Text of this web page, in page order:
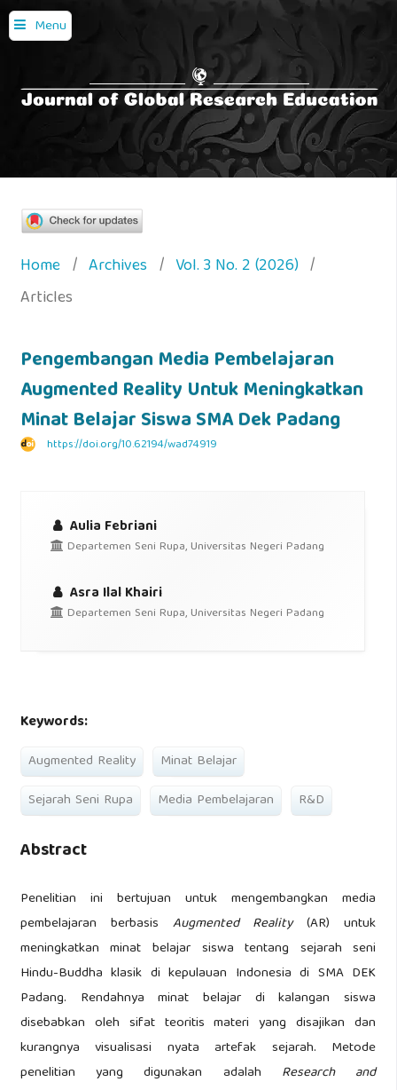
Menu
Home / Archives / Vol. 3 No. 2 (2026) /
Articles
Pengembangan Media Pembelajaran
Augmented Reality Untuk Meningkatkan
Minat Belajar Siswa SMA Dek Padang
https://doi.org/10.62194/wad74919
Aulia Febriani
Departemen Seni Rupa, Universitas Negeri Padang
Asra Ilal Khairi
Departemen Seni Rupa, Universitas Negeri Padang
Keywords:
Augmented Reality
Minat Belajar
Sejarah Seni Rupa
Media Pembelajaran R&D
Abstract
Penelitian ini bertujuan untuk mengembangkan media
pembelajaran berbasis Augmented Reality(AR) untuk
meningkatkan minat belajar siswa tentang sejarah seni
Hindu-Buddha klasik di kepulauan Indonesia di SMA DEK
Padang. Rendahnya minat belajar di kalangan siswa
disebabkan oleh sifat teoritis materi yang disajikan dan
kurangnya visualisasi nyata artefak sejarah. Metode
penelitian yang digunakan adalah Research and